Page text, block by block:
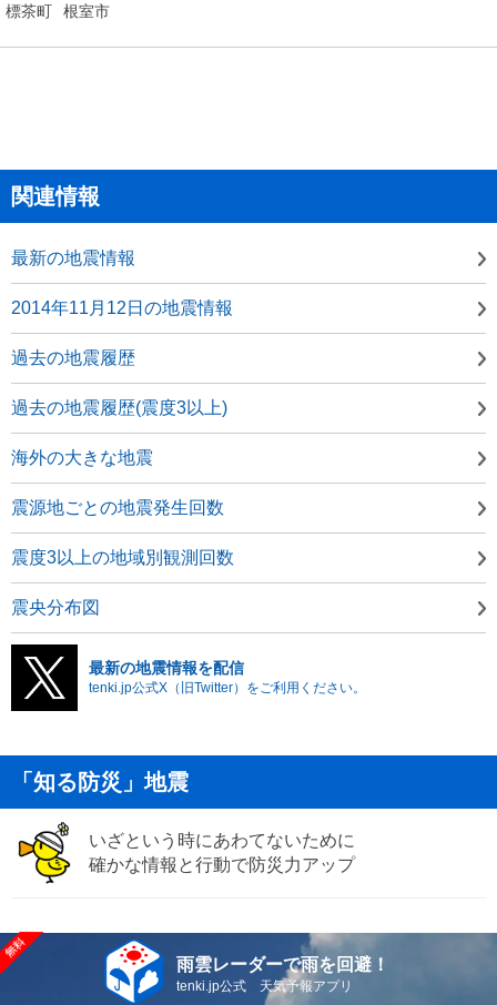
標茶町 根室市
関連情報
最新の地震情報
2014年11月12日の地震情報
過去の地震履歴
過去の地震履歴(震度3以上)
海外の大きな地震
震源地ごとの地震発生回数
震度3以上の地域別観測回数
震央分布図
最新の地震情報を配信
tenki.jp公式X（旧Twitter）をご利用ください。
「知る防災」地震
いざという時にあわてないために
確かな情報と行動で防災力アップ
雨雲レーダーで雨を回避！
tenki.jp公式 天気予報アプリ